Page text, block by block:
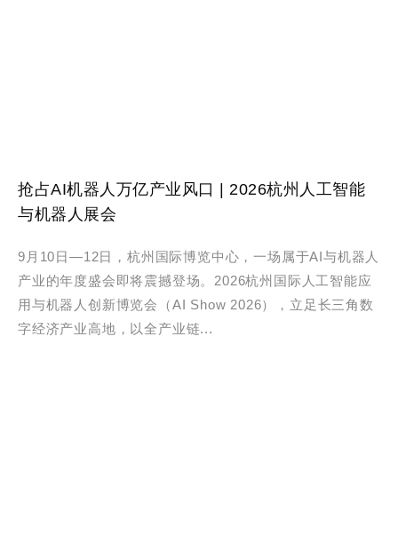
抢占AI机器人万亿产业风口 | 2026杭州人工智能
与机器人展会
9月10日—12日，杭州国际博览中心，一场属于AI与机器人
产业的年度盛会即将震撼登场。2026杭州国际人工智能应
用与机器人创新博览会（AI Show 2026），立足长三角数
字经济产业高地，以全产业链...